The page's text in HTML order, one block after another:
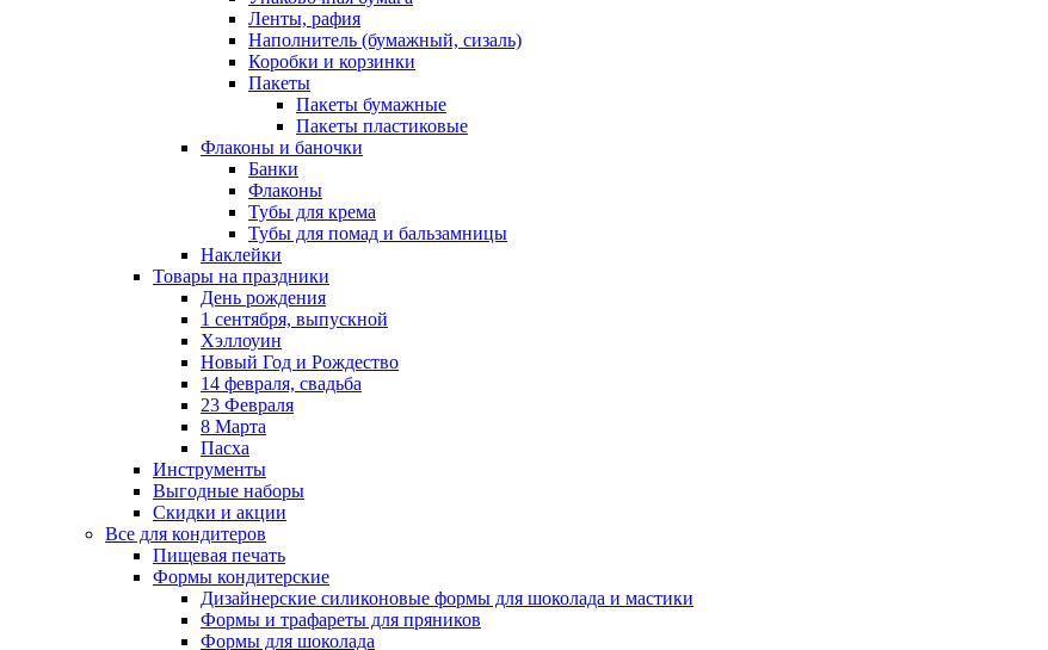
Ленты, рафия
Наполнитель (бумажный, сизаль)
Коробки и корзинки
Пакеты
Пакеты бумажные
Пакеты пластиковые
Флаконы и баночки
Банки
Флаконы
Тубы для крема
Тубы для помад и бальзамницы
Наклейки
Товары на праздники
День рождения
1 сентября, выпускной
Хэллоуин
Новый Год и Рождество
14 февраля, свадьба
23 Февраля
8 Марта
Пасха
Инструменты
Выгодные наборы
Скидки и акции
Все для кондитеров
Пищевая печать
Формы кондитерские
Дизайнерские силиконовые формы для шоколада и мастики
Формы и трафареты для пряников
Формы для шоколада